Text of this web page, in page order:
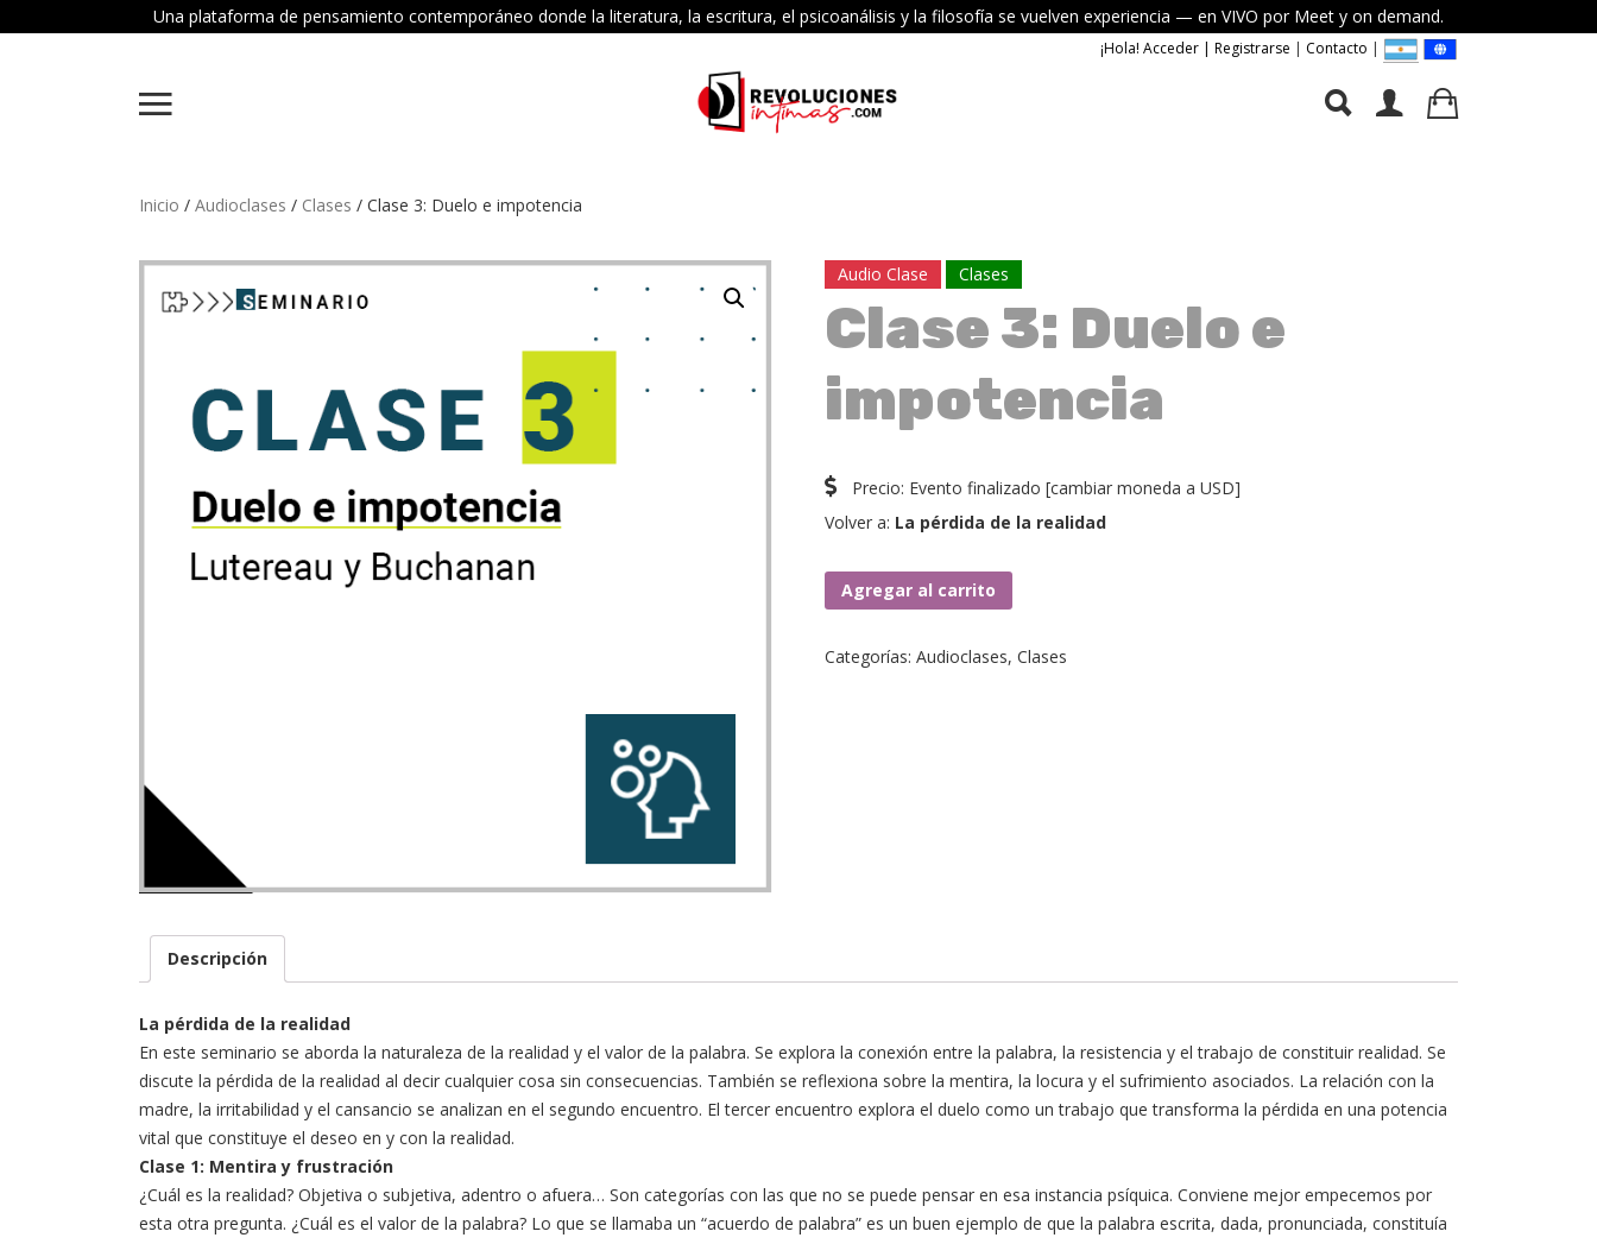
Una plataforma de pensamiento contemporáneo donde la literatura, la escritura, el psicoanálisis y la filosofía se vuelven experiencia — en VIVO por Meet y on demand.
¡Hola! Acceder | Registrarse | Contacto |
Inicio / Audioclases / Clases / Clase 3: Duelo e impotencia
Audio Clase Clases
Clase 3: Duelo e
impotencia
Precio: Evento finalizado [cambiar moneda a USD]
Volver a: La pérdida de la realidad
Clase
3:
e
Agregar al carrito
Categorías:Audioclases,Clases
Descripción
La pérdida de la realidad
En este seminario se aborda la naturaleza de la realidad y el valor de la palabra. Se explora la conexión entre la palabra, la resistencia y el trabajo de constituir realidad. Se
discute la pérdida de la realidad al decir cualquier cosa sin consecuencias. También se reflexiona sobre la mentira, la locura y el sufrimiento asociados. La relación con la
madre, la irritabilidad y el cansancio se analizan en el segundo encuentro. El tercer encuentro explora el duelo como un trabajo que transforma la pérdida en una potencia
vital que constituye el deseo en y con la realidad.
Clase 1: Mentira y frustración
¿Cuál es la realidad? Objetiva o subjetiva, adentro o afuera… Son categorías con las que no se puede pensar en esa instancia psíquica. Conviene mejor empecemos por
esta otra pregunta. ¿Cuál es el valor de la palabra? Lo que se llamaba un “acuerdo de palabra” es un buen ejemplo de que la palabra escrita, dada, pronunciada, constituía